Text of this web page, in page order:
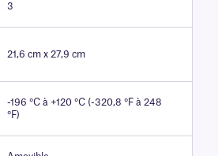
3
21,6 cm x 27,9 cm
-196 °C à +120 °C (-320,8 °F à 248
°F)